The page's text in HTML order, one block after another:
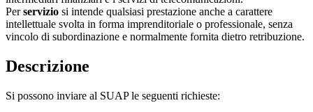
Perservizio si intende qualsiasi prestazione anche a carattere
intellettuale svolta in forma imprenditoriale o professionale, senza
vincolo di subordinazione e normalmente fornita dietro retribuzione.
Descrizione
Si possono inviare al SUAP le seguenti richieste: